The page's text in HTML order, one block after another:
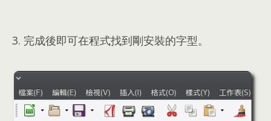
3. 完成後即可在程式找到剛安裝的字型。